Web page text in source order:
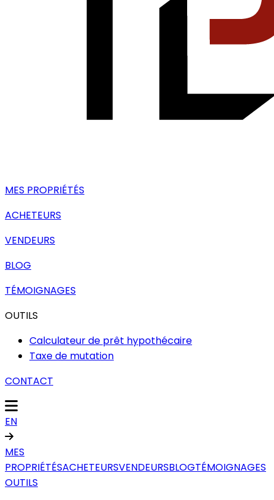
MES PROPRIÉTÉS
ACHETEURS
VENDEURS
BLOG
TÉMOIGNAGES
OUTILS
Calculateur de prêt hypothécaire
Taxe de mutation
CONTACT
EN
MES
PROPRIÉTÉSACHETEURSVENDEURSBLOGTÉMOIGNAGES
OUTILS